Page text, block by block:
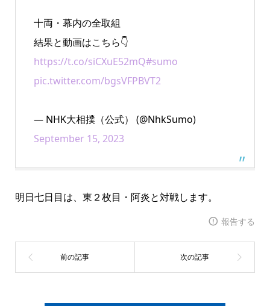
十両・幕内の全取組
結果と動画はこちら👇
https://t.co/siCXuE52mQ#sumo
pic.twitter.com/bgsVFPBVT2
— NHK大相撲（公式） (@NhkSumo)
September 15, 2023
明日七日目は、東２枚目・阿炎と対戦します。
報告する